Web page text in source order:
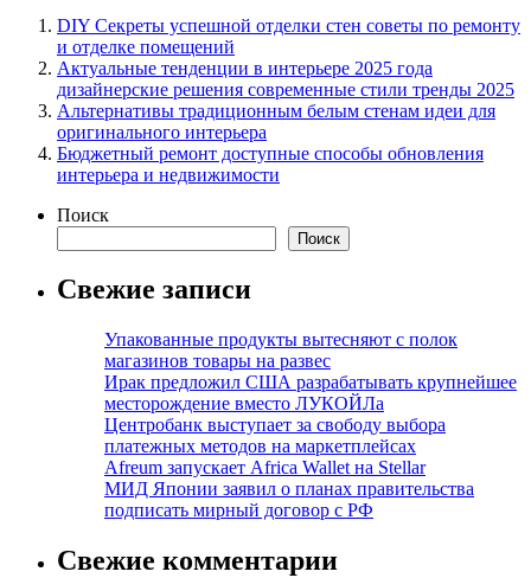
DIY Секреты успешной отделки стен советы по ремонту
и отделке помещений
Актуальные тенденции в интерьере 2025 года
дизайнерские решения современные стили тренды 2025
Альтернативы традиционным белым стенам идеи для
оригинального интерьера
Бюджетный ремонт доступные способы обновления
интерьера и недвижимости
Поиск
Поиск
Свежие записи
Упакованные продукты вытесняют с полок
магазинов товары на развес
Ирак предложил США разрабатывать крупнейшее
месторождение вместо ЛУКОЙЛа
Центробанк выступает за свободу выбора
платежных методов на маркетплейсах
Afreum запускает Africa Wallet на Stellar
МИД Японии заявил о планах правительства
подписать мирный договор с РФ
Свежие комментарии